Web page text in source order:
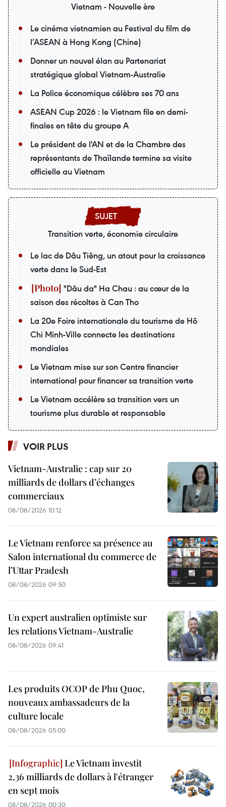
Vietnam - Nouvelle ère
Le cinéma vietnamien au Festival du film de
l’ASEAN à Hong Kong (Chine)
Donner un nouvel élan au Partenariat
stratégique global Vietnam-Australie
La Police économique célèbre ses 70 ans
ASEAN Cup 2026 : le Vietnam file en demi-
finales en tête du groupe A
Le président de l'AN et de la Chambre des
représentants de Thaïlande termine sa visite
officielle au Vietnam
Transition verte, économie circulaire
Le lac de Dâu Tiêng, un atout pour la croissance
verte dans le Sud-Est
"Dâu da" Ha Chau : au cœur de la
saison des récoltes à Can Tho
La 20e Foire internationale du tourisme de Hô
Chi Minh-Ville connecte les destinations
mondiales
Le Vietnam mise sur son Centre financier
international pour financer sa transition verte
Le Vietnam accélère sa transition vers un
tourisme plus durable et responsable
VOIR PLUS
Vietnam-Australie : cap sur 20
milliards de dollars d’échanges
commerciaux
08/08/2026 10:12
Le Vietnam renforce sa présence au
Salon international du commerce de
l’Uttar Pradesh
08/08/2026 09:50
Un expert australien optimiste sur
les relations Vietnam-Australie
08/08/2026 09:41
Les produits OCOP de Phu Quoc,
nouveaux ambassadeurs de la
culture locale
08/08/2026 05:00
Le Vietnam investit
2,36 milliards de dollars à l'étranger
en sept mois
08/08/2026 00:30